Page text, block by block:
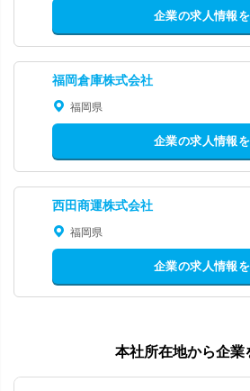
企業の求人情報
福岡倉庫株式会社
福岡県
企業の求人情報
西田商運株式会社
福岡県
企業の求人情報
本社所在地から企業